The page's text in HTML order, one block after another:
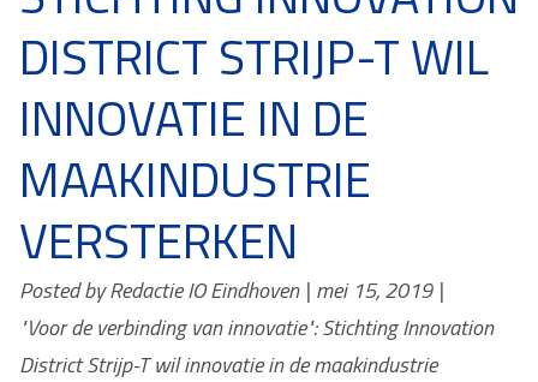
DISTRICT STRIJP-T WIL
INNOVATIE IN DE
MAAKINDUSTRIE
VERSTERKEN
Posted by Redactie IO Eindhoven | mei 15, 2019 |
"Voor de verbinding van innovatie": Stichting Innovation
District Strijp-T wil innovatie in de maakindustrie